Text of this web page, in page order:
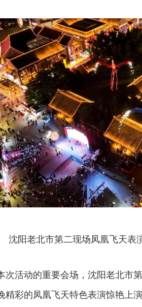
沈阳老北市第二现场凤凰飞天表
次活动的重要会场，沈阳老北市
精彩的凤凰飞天特色表演惊艳上